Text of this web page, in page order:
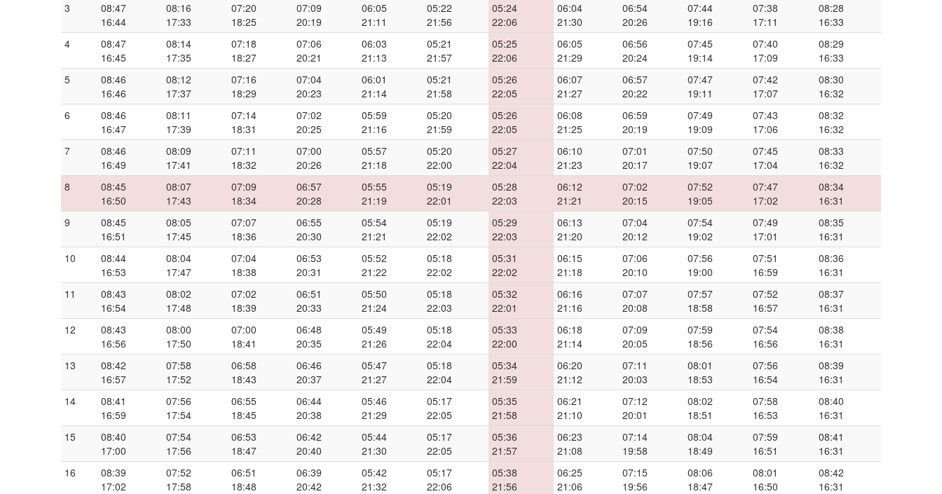
3
08:47
16:44
08:16
17:33
07:20
18:25
07:09
20:19
06:05
21:11
05:22
21:56
05:24
22:06
06:04
21:30
06:54
20:26
07:44
19:16
07:38
17:11
08:28
16:33
4
08:47
16:45
08:14
17:35
07:18
18:27
07:06
20:21
06:03
21:13
05:21
21:57
05:25
22:06
06:05
21:29
06:56
20:24
07:45
19:14
07:40
17:09
08:29
16:33
5
08:46
16:46
08:12
17:37
07:16
18:29
07:04
20:23
06:01
21:14
05:21
21:58
05:26
22:05
06:07
21:27
06:57
20:22
07:47
19:11
07:42
17:07
08:30
16:32
6
08:46
16:47
08:11
17:39
07:14
18:31
07:02
20:25
05:59
21:16
05:20
21:59
05:26
22:05
06:08
21:25
06:59
20:19
07:49
19:09
07:43
17:06
08:32
16:32
7
08:46
16:49
08:09
17:41
07:11
18:32
07:00
20:26
05:57
21:18
05:20
22:00
05:27
22:04
06:10
21:23
07:01
20:17
07:50
19:07
07:45
17:04
08:33
16:32
8
08:45
16:50
08:07
17:43
07:09
18:34
06:57
20:28
05:55
21:19
05:19
22:01
05:28
22:03
06:12
21:21
07:02
20:15
07:52
19:05
07:47
17:02
08:34
16:31
9
08:45
16:51
08:05
17:45
07:07
18:36
06:55
20:30
05:54
21:21
05:19
22:02
05:29
22:03
06:13
21:20
07:04
20:12
07:54
19:02
07:49
17:01
08:35
16:31
10
08:44
16:53
08:04
17:47
07:04
18:38
06:53
20:31
05:52
21:22
05:18
22:02
05:31
22:02
06:15
21:18
07:06
20:10
07:56
19:00
07:51
16:59
08:36
16:31
11
08:43
16:54
08:02
17:48
07:02
18:39
06:51
20:33
05:50
21:24
05:18
22:03
05:32
22:01
06:16
21:16
07:07
20:08
07:57
18:58
07:52
16:57
08:37
16:31
12
08:43
16:56
08:00
17:50
07:00
18:41
06:48
20:35
05:49
21:26
05:18
22:04
05:33
22:00
06:18
21:14
07:09
20:05
07:59
18:56
07:54
16:56
08:38
16:31
13
08:42
16:57
07:58
17:52
06:58
18:43
06:46
20:37
05:47
21:27
05:18
22:04
05:34
21:59
06:20
21:12
07:11
20:03
08:01
18:53
07:56
16:54
08:39
16:31
14
08:41
16:59
07:56
17:54
06:55
18:45
06:44
20:38
05:46
21:29
05:17
22:05
05:35
21:58
06:21
21:10
07:12
20:01
08:02
18:51
07:58
16:53
08:40
16:31
15
08:40
17:00
07:54
17:56
06:53
18:47
06:42
20:40
05:44
21:30
05:17
22:05
05:36
21:57
06:23
21:08
07:14
19:58
08:04
18:49
07:59
16:51
08:41
16:31
16
08:39
17:02
07:52
17:58
06:51
18:48
06:39
20:42
05:42
21:32
05:17
22:06
05:38
21:56
06:25
21:06
07:15
19:56
08:06
18:47
08:01
16:50
08:42
16:31